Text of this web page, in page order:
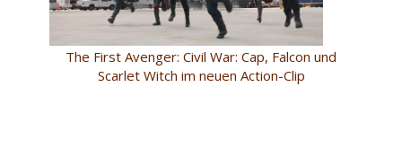
The First Avenger: Civil War: Cap, Falcon und
Scarlet Witch im neuen Action-Clip